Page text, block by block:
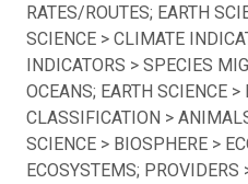
RATES/ROUTES; EARTH
SCIENCE > CLIMATE
INDICATORS > SPECIES
OCEANS; EARTH SCIENCE >
CLASSIFICATION >
SCIENCE > BIOSPHERE >
ECOSYSTEMS; PROVIDERS